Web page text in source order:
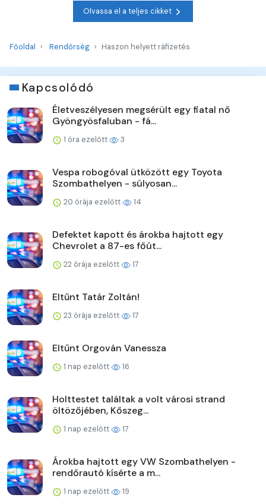
Olvassa el a teljes cikket
Főoldal Rendőrség Haszon helyett ráfizetés
Kapcsolódó
Életveszélyesen megsérült egy fiatal nő
Gyöngyösfaluban - fá...
1 óra ezelőtt 3
Vespa robogóval ütközött egy Toyota
Szombathelyen - súlyosan...
20 órája ezelőtt 14
Defektet kapott és árokba hajtott egy
Chevrolet a 87-es főút...
22 órája ezelőtt 17
Eltűnt Tatár Zoltán!
23 órája ezelőtt 17
Eltűnt Orgován Vanessza
1 nap ezelőtt 16
Holttestet találtak a volt városi strand
öltözőjében, Kőszeg...
1 nap ezelőtt 17
Árokba hajtott egy VW Szombathelyen -
rendőrautó kísérte a m...
1 nap ezelőtt 19